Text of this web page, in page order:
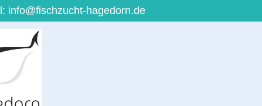
info@fischzucht-hagedorn.de